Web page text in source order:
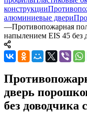
конструкции
алюминиевые двери
—Противопожарная
напылением EIS 45 без
дверь
без